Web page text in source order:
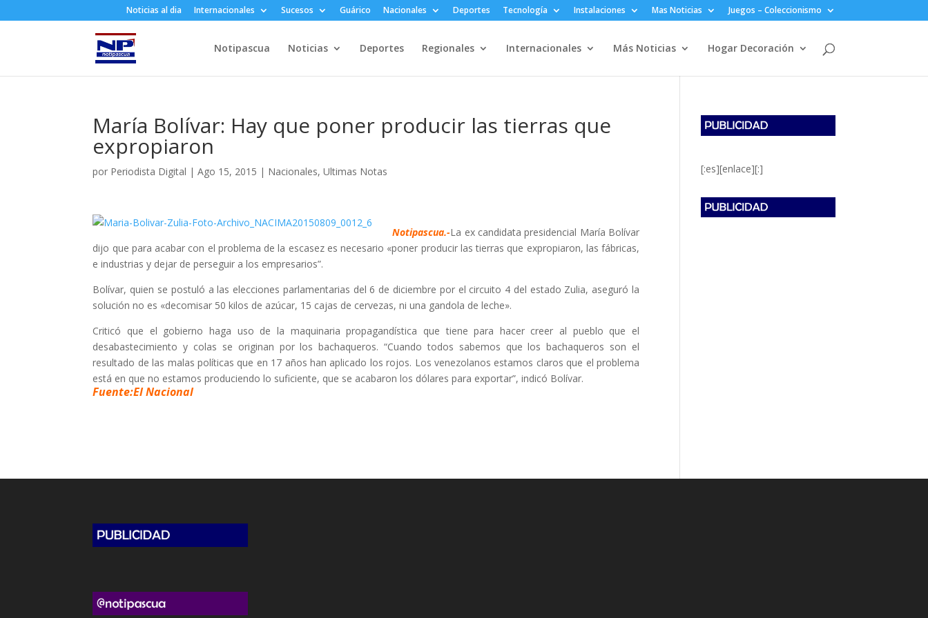
Noticias al dia Internacionales Sucesos Guárico Nacionales Deportes Tecnología Instalaciones Mas Noticias Juegos – Coleccionismo
Notipascua Noticias Deportes Regionales Internacionales Más Noticias Hogar Decoración
María Bolívar: Hay que poner producir las tierras que
expropiaron
por Periodista Digital |Ago 15, 2015 | Nacionales,Ultimas Notas
Notipascua.-La ex candidata presidencial María Bolívar
dijo que para acabar con el problema de la escasez es necesario «poner producir las tierras que expropiaron, las fábricas,
e industrias y dejar de perseguir a los empresarios”.
Bolívar, quien se postuló a las elecciones parlamentarias del 6 de diciembre por el circuito 4 del estado Zulia, aseguró la
solución no es «decomisar 50 kilos de azúcar, 15 cajas de cervezas, ni una gandola de leche».
Criticó que el gobierno haga uso de la maquinaria propagandística que tiene para hacer creer al pueblo que el
desabastecimiento y colas se originan por los bachaqueros. “Cuando todos sabemos que los bachaqueros son el
resultado de las malas políticas que en 17 años han aplicado los rojos. Los venezolanos estamos claros que el problema
está en que no estamos produciendo lo suficiente, que se acabaron los dólares para exportar”, indicó Bolívar.
Fuente:El Nacional
[:es][enlace][:]